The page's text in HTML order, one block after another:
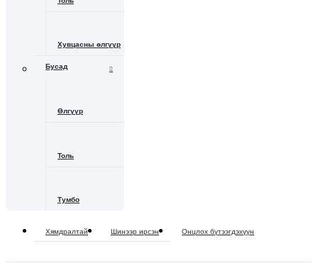
Хувцасны өлгүүр
Бусад
Өлгүүр
Толь
Тумбо
Хямдралтай Шинээр ирсэн Онцлох бүтээгдэхүүн